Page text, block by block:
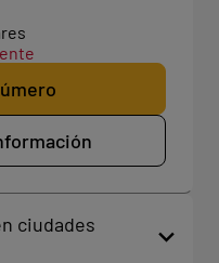
ciudades